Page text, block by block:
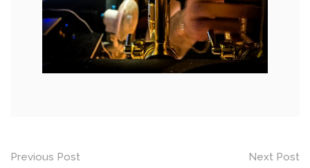
Previous Post Next Post